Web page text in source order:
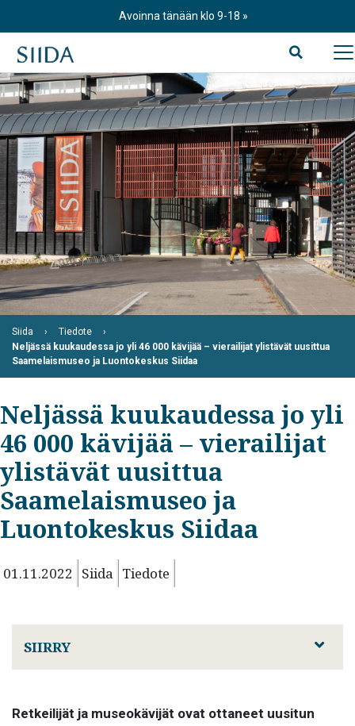
Avoinna tänään klo 9-18
Siida
Tiedote
Neljässä kuukaudessa jo yli 46 000 kävijää – vierailijat ylistävät uusittua
Saamelaismuseo ja Luontokeskus Siidaa
Neljässä kuukaudessa jo yli
46 000 kävijää – vierailijat
ylistävät uusittua
Saamelaismuseo ja
Luontokeskus Siidaa
01.11.2022 Siida Tiedote
SIIRRY
Retkeilijät ja museokävijät ovat ottaneet uusitun